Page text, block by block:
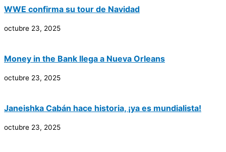
WWE confirma su tour de Navidad
octubre 23, 2025
Money in the Bank llega a Nueva Orleans
octubre 23, 2025
Janeishka Cabán hace historia, ¡ya es mundialista!
octubre 23, 2025